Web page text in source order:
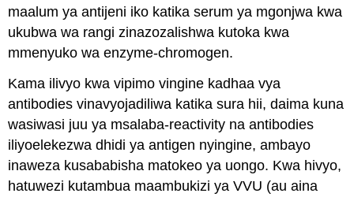
maalum ya antijeni iko katika serum ya mgonjwa kwa
ukubwa wa rangi zinazozalishwa kutoka kwa
mmenyuko wa enzyme-chromogen.
Kama ilivyo kwa vipimo vingine kadhaa vya
antibodies vinavyojadiliwa katika sura hii, daima kuna
wasiwasi juu ya msalaba-reactivity na antibodies
iliyoelekezwa dhidi ya antigen nyingine, ambayo
inaweza kusababisha matokeo ya uongo. Kwa hivyo,
hatuwezi kutambua maambukizi ya VVU (au aina